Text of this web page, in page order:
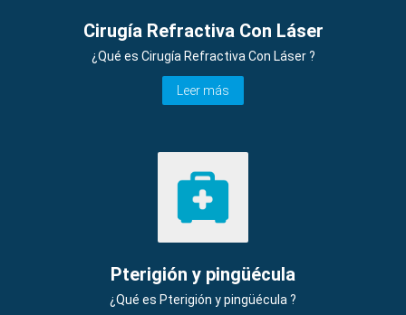
Cirugía Refractiva Con Láser
¿Qué es Cirugía Refractiva Con Láser ?
Leer más
Pterigión y pingüécula
¿Qué es Pterigión y pingüécula ?